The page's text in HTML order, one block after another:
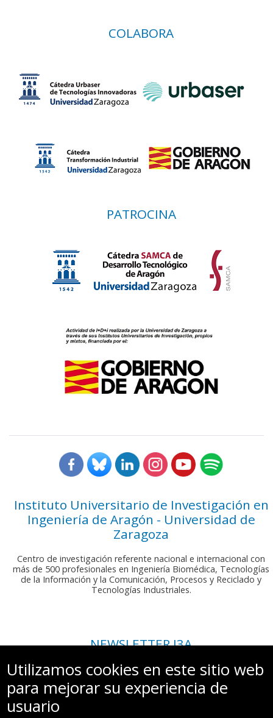
COLABORA
PATROCINA
Instituto Universitario de Investigación en
Ingeniería de Aragón - Universidad de
Zaragoza
Centro de investigación referente nacional e internacional con
más de 500 profesionales en Ingeniería Biomédica, Tecnologías
de la Información y la Comunicación, Procesos y Reciclado y
Tecnologías Industriales.
NEWSLETTER I3A
Si deseas recibir nuestro boletín mensual, envíanos un correo a:
comunicacion.i3a@unizar.es
Utilizamos cookies en este sitio web
para mejorar su experiencia de
usuario